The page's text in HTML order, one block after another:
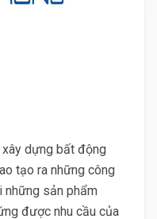
dựng bất động
tạo ra những công
những sản phẩm
được nhu cầu của